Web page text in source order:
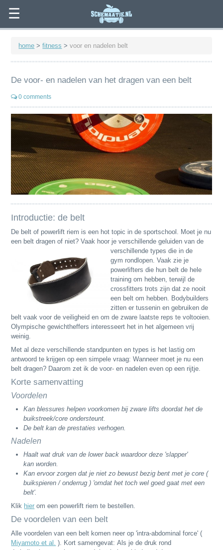
☰
home > fitness > voor en nadelen belt
De voor- en nadelen van het dragen van een belt
0 comments
Introductie: de belt
De belt of powerlift riem is een hot topic in de sportschool. Moet je nu
een belt dragen of niet? Vaak hoor jeverschillende geluiden van de
verschillende types die in de
gym rondlopen. Vaak zie je
powerlifters die hun belt de hele
training om hebben, terwijl de
crossfitters trots zijn dat ze nooit
een belt om hebben. Bodybuilders
zitten er tussenin en gebruiken de
belt vaak voor de veiligheid en om de zware laatste reps te voltooien.
Olympische gewichtheffers interesseert het in het algemeen vrij
weinig.
Met al deze verschillende standpunten en types is het lastig om
antwoord te krijgen op een simpele vraag: Wanneer moet je nu een
belt dragen? Daarom zet ik de voor- en nadelen even op een rijtje.
Korte samenvatting
Voordelen
Kan blessures helpen voorkomen bij zware lifts doordat het de
buikstreek/core ondersteunt.
De belt kan de prestaties verhogen.
Nadelen
Haalt wat druk van de lower back waardoor deze 'slapper'
kan worden.
Kan ervoor zorgen dat je niet zo bewust bezig bent met je core (
buikspieren / onderrug ) 'omdat het toch wel goed gaat met een
belt'.
Klik hier om een powerlift riem te bestellen.
De voordelen van een belt
Alle voordelen van een belt komen neer op 'intra-abdominal force' (
Miyamoto et al. ). Kort samengevat: Als je de druk rond